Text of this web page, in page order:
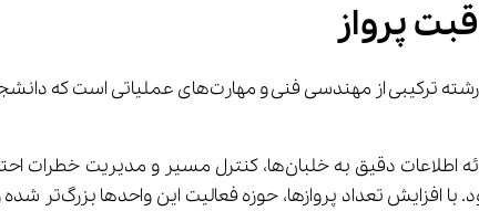
پرواز
باید بگوییم که: این رشته ترکیبی از مهندسی فنی و
واحدهای مراقبت پرواز در طول انجام هر پرواز نقش اساسی و حیاتی دارند. این واحدها با ارائه
شرایط اضطراری، سازماندهی